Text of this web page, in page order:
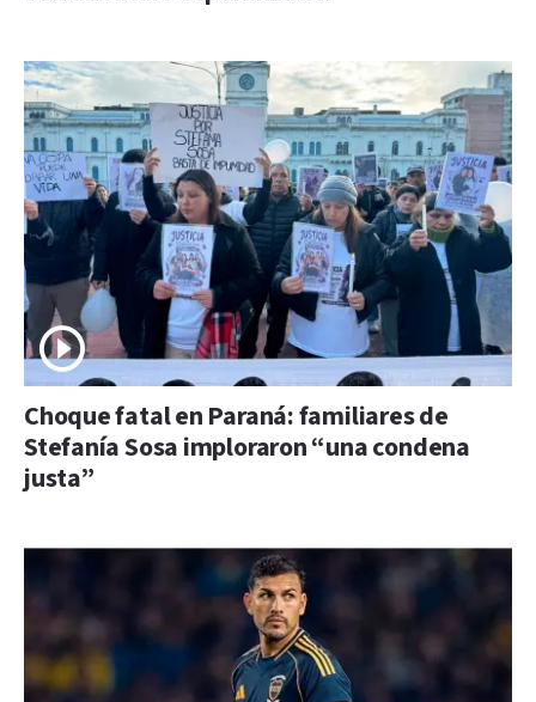
Choque fatal en Paraná: familiares de
Stefanía Sosa imploraron “una condena
justa”